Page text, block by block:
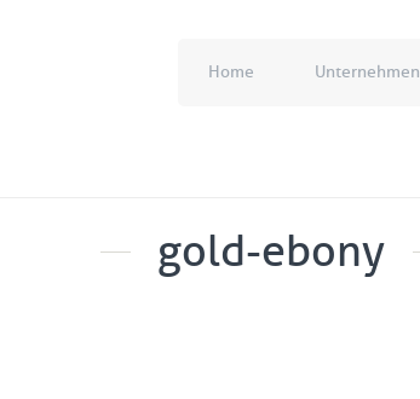
Home Unternehmen
gold-ebony